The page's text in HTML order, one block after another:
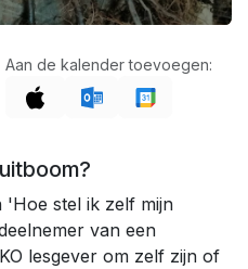
Aan de kalender toevoegen:
'Hoe stel ik zelf mijn
van een
lesgever om zelf zijn of